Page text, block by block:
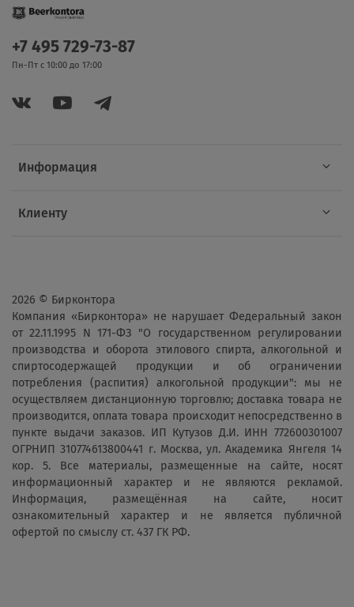
Информация
Клиенту
+7 495 729-73-87
Пн-Пт с 10:00 до 17:00
2026 © Бирконтора
Компания «Бирконтора» не нарушает Федеральный закон
от 22.11.1995 N 171-ФЗ "О государственном регулировании
производства и оборота этилового спирта, алкогольной и
спиртосодержащей продукции и об ограничении
потребления (распития) алкогольной продукции": мы не
осуществляем дистанционную торговлю; доставка товара не
производится, оплата товара происходит непосредственно в
пункте выдачи заказов. ИП Кутузов Д.И. ИНН 772600301007
ОГРНИП 310774613800441 г. Москва, ул. Академика Янгеля 14
кор. 5. Все материалы, размещенные на сайте, носят
информационный характер и не являются рекламой.
Информация, размещённая на сайте, носит
ознакомительный характер и не является публичной
офертой по смыслу ст. 437 ГК РФ.